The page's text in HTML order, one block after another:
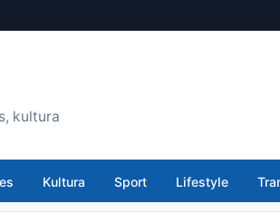
kultura
Kultura Sport Lifestyle